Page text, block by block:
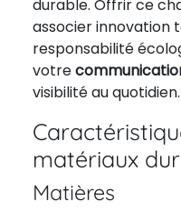
durable. Offrir ce
associer innovation
responsabilité
votre
visibilité au quotidien.
matériaux
Matières